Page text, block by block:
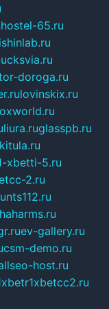
hostel-65.ru
doroga.ru
lovinskix.ru
liura.ruglasspb.ru
xbetti-5.ru
2.ru
ev-gallery.ru
csm-demo.ru
host.ru